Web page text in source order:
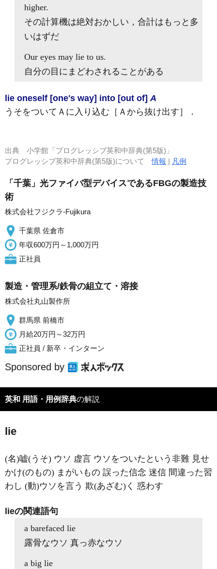
higher.
その計算機は絶対おかしい，合計はもっと多
いはずだ
Our eyes may lie to us.
自分の目にまどわされることがある
lie oneself [one's way] into [out of]A
うそをついてＡに入り込む［Ａから抜け出す］
．
出典 小学館「プログレッシブ英和中辞典(第5版)」
プログレッシブ英和中辞典(第5版)について情報 | 凡例
「千葉」光ファイバ型デバイスであるFBGの製造技
術
株式会社フジクラ-Fujikura
千葉県 佐倉市
年収600万円～1,000万円
正社員
製造・管理系/鉄骨の組立て・溶接
株式会社丸山製作所
群馬県 前橋市
月給20万円～32万円
正社員 / 新卒・インターン
Sponsored by
英和 用語・用例辞典の解説
lie
(名)嘘(うそ) ウソ 虚言 ウソをついたという非難 見せ
かけ(のもの) まがいもの 誤った信念 迷信 間違った習
わし (動)ウソを言う 欺(あざむ)く 惑わす
lieの関連語句
a barefaced lie
露骨なウソ 真っ赤なウソ
a big lie